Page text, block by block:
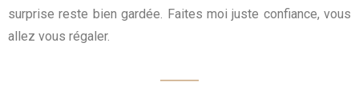
surprise reste bien gardée. Faites moi juste confiance, vous
allez vous régaler.